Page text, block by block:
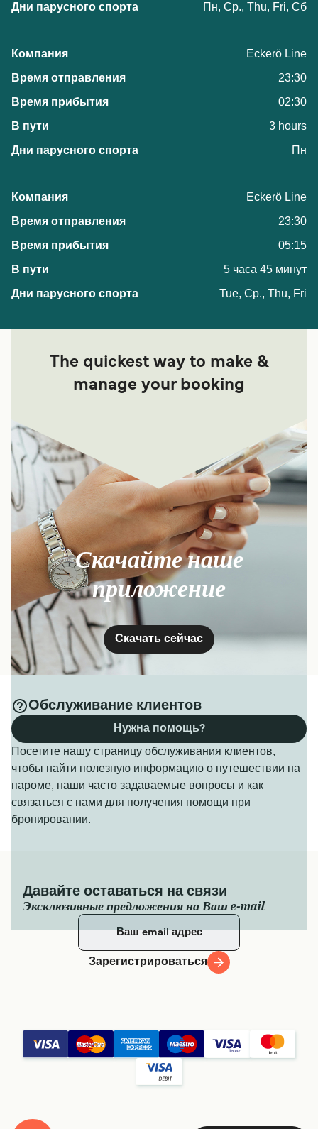
Пн, Ср., Thu, Fri, Сб
Eckerö Line
23:30
02:30
3 hours
Пн
Eckerö Line
23:30
05:15
5 часа 45 минут
Tue, Ср., Thu, Fri
The quickest way to make &
manage your booking
Скачайте наше
приложение
Скачать сейчас
Обслуживание клиентов
Посетите нашу страницу обслуживания клиентов,
чтобы найти полезную информацию о путешествии на
пароме, наши часто задаваемые вопросы и как
связаться с нами для получения помощи при
бронировании.
Нужна помощь?
Давайте оставаться на связи
Эксклюзивные предложения на Ваш e-mail
Зарегистрироваться